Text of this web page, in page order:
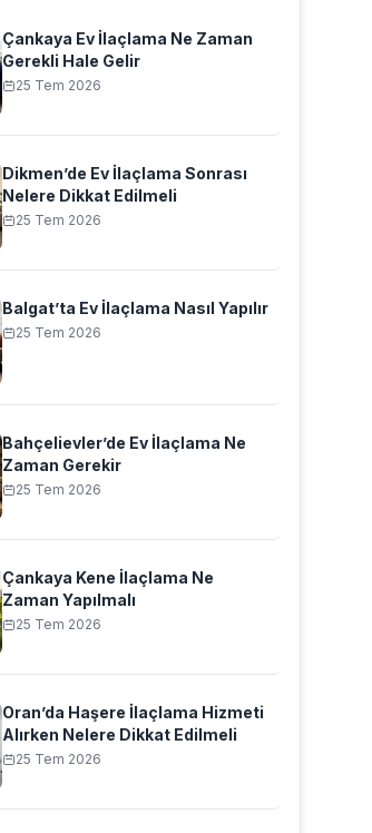
Çankaya Ev İlaçlama Ne Zaman
Gerekli Hale Gelir
25 Tem 2026
Dikmen’de Ev İlaçlama Sonrası
Nelere Dikkat Edilmeli
25 Tem 2026
Balgat’ta Ev İlaçlama Nasıl Yapılır
25 Tem 2026
Bahçelievler’de Ev İlaçlama Ne
Zaman Gerekir
25 Tem 2026
Çankaya Kene İlaçlama Ne
Zaman Yapılmalı
25 Tem 2026
Oran’da Haşere İlaçlama Hizmeti
Alırken Nelere Dikkat Edilmeli
25 Tem 2026